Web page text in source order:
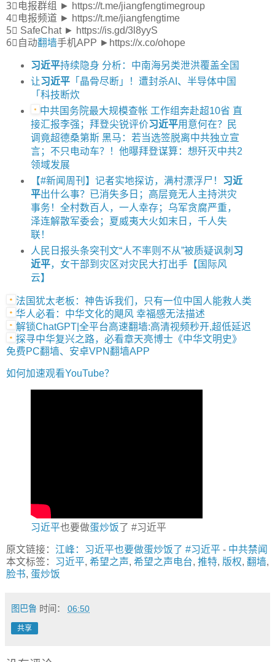
3⃣电报群组 ► https://t.me/jiangfengtimegroup
4⃣电报频道 ► https://t.me/jiangfengtime
5⃣ SafeChat ► https://is.gd/3l8yyS
6⃣自动翻墙手机APP ►https://x.co/ohope
习近平持续隐身 分析：中南海另类泄洪覆盖全国
让习近平「晶骨尽断」！遭封杀AI、半导体中国
「科技断炊
中共国务院最大规模查帐 工作组奔赴超10省 直
接汇报李强；拜登尖锐评价习近平用意何在？民
调竟超德桑第斯 黑马：若当选签脱离中共独立宣
言；不只电动车？！他曝拜登谋算：想歼灭中共2
领域发展
【#新闻周刊】记者实地探访，满村漂浮尸！ 习近
平出什么事？已消失多日；高层竟无人主持洪灾
事务！全村数百人，一人幸存；乌军贪腐严重，
泽连解散军委会；夏威夷大火如末日，千人失
联！
人民日报头条突刊文“人不率则不从”被质疑讽刺 习
近平，女干部到灾区对灾民大打出手【国际风
云】
法国犹太老板：神告诉我们，只有一位中国人能救人类
华人必看：中华文化的飓风 幸福感无法描述
解锁ChatGPT|全平台高速翻墙:高清视频秒开,超低延迟
探寻中华复兴之路，必看章天亮博士《中华文明史》
免费PC翻墙、安卓VPN翻墙APP
如何加速观看YouTube？
习近平也要做蛋炒饭了 #习近平
原文链接： 江峰：习近平也要做蛋炒饭了 #习近平 - 中共禁闻
本文标签： 习近平, 希望之声, 希望之声电台, 推特, 版权, 翻墙,
脸书, 蛋炒饭
图巴鲁 时间： 06:50
共享